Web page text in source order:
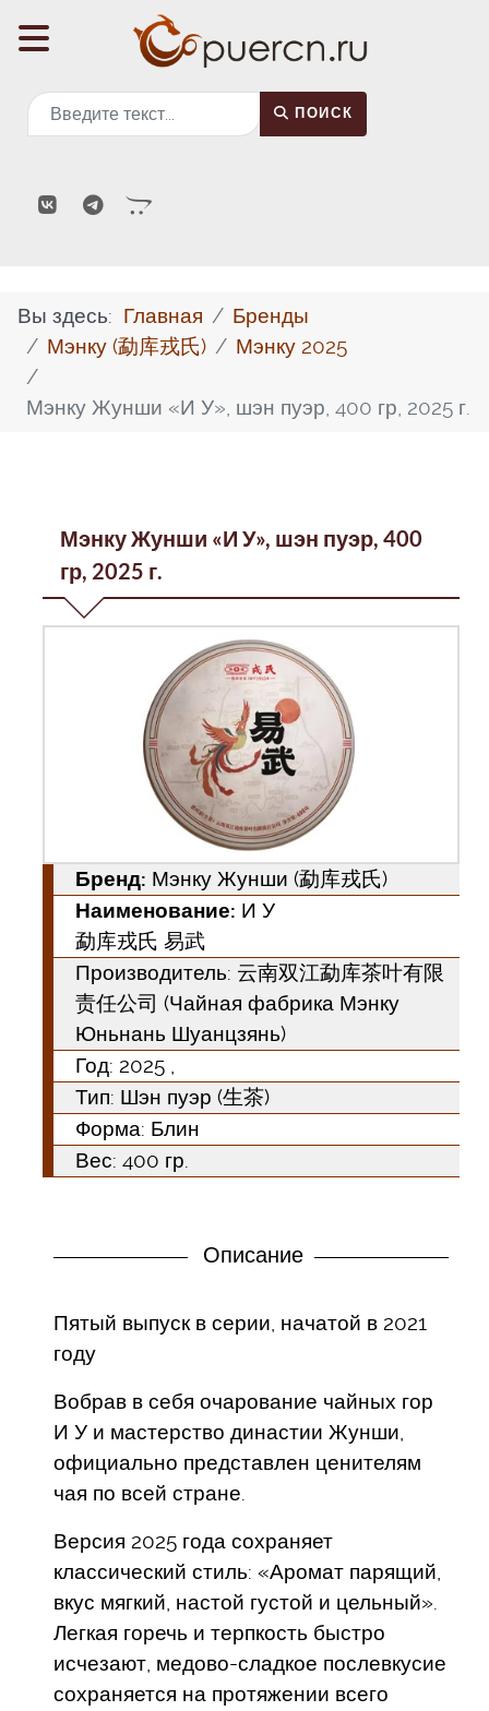
Поиск ПОИСК
Вы здесь: Главная
Бренды
Мэнку (勐库戎氏)
Мэнку 2025
Мэнку Жунши «И У», шэн пуэр, 400 гр, 2025 г.
Мэнку Жунши «И У», шэн пуэр, 400
гр, 2025 г.
Бренд: Мэнку Жунши (勐库戎氏)
Наименование: И У
勐库戎氏 易武
Производитель: 云南双江勐库茶叶有限
责任公司 (Чайная фабрика Мэнку
Юньнань Шуанцзянь)
Год: 2025 ,
Тип: Шэн пуэр (生茶)
Форма: Блин
Вес: 400 гр.
Описание
Пятый выпуск в серии, начатой в 2021
году
Вобрав в себя очарование чайных гор
И У и мастерство династии Жунши,
официально представлен ценителям
чая по всей стране.
Версия 2025 года сохраняет
классический стиль: «Аромат парящий,
вкус мягкий, настой густой и цельный».
Легкая горечь и терпкость быстро
исчезают, медово-сладкое послевкусие
сохраняется на протяжении всего